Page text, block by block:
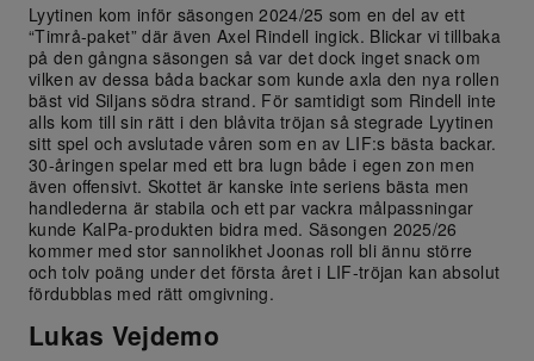
Lyytinen kom inför säsongen 2024/25 som en del av ett
“Timrå-paket” där även Axel Rindell ingick. Blickar vi tillbaka
på den gångna säsongen så var det dock inget snack om
vilken av dessa båda backar som kunde axla den nya rollen
bäst vid Siljans södra strand. För samtidigt som Rindell inte
alls kom till sin rätt i den blåvita tröjan så stegrade Lyytinen
sitt spel och avslutade våren som en av LIF:s bästa backar.
30-åringen spelar med ett bra lugn både i egen zon men
även offensivt. Skottet är kanske inte seriens bästa men
handlederna är stabila och ett par vackra målpassningar
kunde KalPa-produkten bidra med. Säsongen 2025/26
kommer med stor sannolikhet Joonas roll bli ännu större
och tolv poäng under det första året i LIF-tröjan kan absolut
fördubblas med rätt omgivning.
Lukas Vejdemo